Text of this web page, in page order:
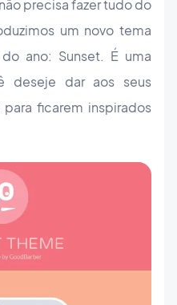
precisa fazer tudo do
um novo tema
ano: Sunset. É uma
deseje dar aos seus
ficarem inspirados